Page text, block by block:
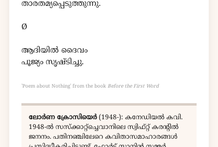
താരതമ്യപ്പെടുത്തുന്നു.
Ø
ആദിയിൽ ദൈവം
പൂജ്യം സൃഷ്ടിച്ചു.
'Poem about Nothing' from the bookBefore the First Word
ലോർണ ക്രോസിയെർ(1948-): കനേഡിയൽ കവി.
1948-ൽ സസ്ക്കാറ്റ്ച്ചെവാനിലെ സ്വിഫ്റ്റ് കരന്റിൽ
ജനനം. പതിനഞ്ചിലേറെ കവിതാസമാഹാരങ്ങൾ